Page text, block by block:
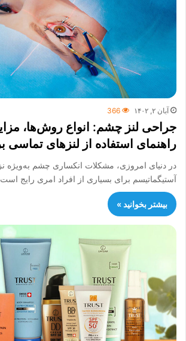
آبان ۲, ۱۴۰۲ 366
جراحی لنز چشم: انواع روش‌ها،
راهنمای استفاده از لنزهای تماسی
در دنیای امروزی، مشکلات انکساری چشم به‌ویژه
آستیگماتیسم برای بسیاری از افراد امری رایج
بیشتر بخوانید »